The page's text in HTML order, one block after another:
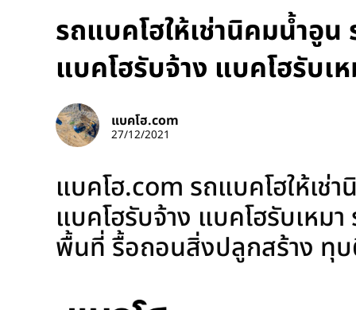
รถแบคโฮให้เช่านิคมน้ำอูน
แบคโฮรับจ้าง แบคโฮรับเ
แบคโฮ.com
27/12/2021
แบคโฮ.com รถแบคโฮให้เช่
แบคโฮรับจ้าง แบคโฮรับเหม
พื้นที่ รื้อถอนสิ่งปลูกสร้าง ทุบ